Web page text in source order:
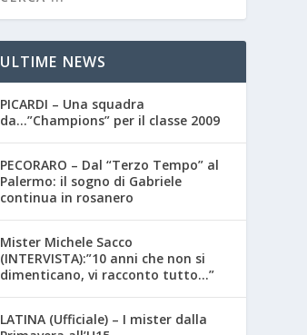
ULTIME NEWS
PICARDI – Una squadra
da…”Champions” per il classe 2009
PECORARO – Dal “Terzo Tempo” al
Palermo: il sogno di Gabriele
continua in rosanero
Mister Michele Sacco
(INTERVISTA):”10 anni che non si
dimenticano, vi racconto tutto…”
LATINA (Ufficiale) – I mister dalla